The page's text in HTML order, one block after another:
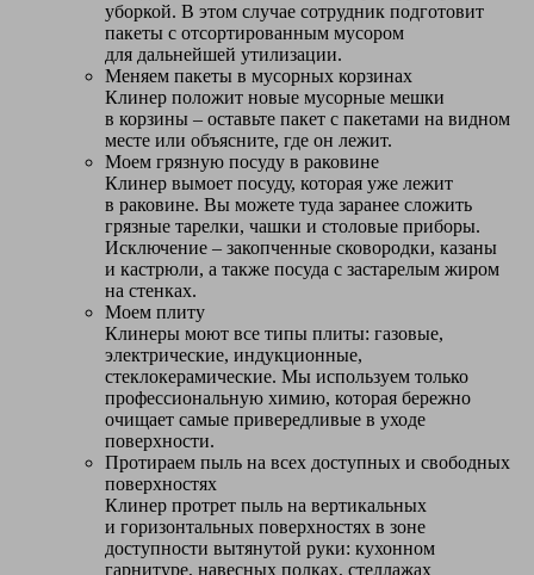
уборкой. В этом случае сотрудник подготовит
пакеты с отсортированным мусором
для дальнейшей утилизации.
Меняем пакеты в мусорных корзинах
Клинер положит новые мусорные мешки
в корзины – оставьте пакет с пакетами на видном
месте или объясните, где он лежит.
Моем грязную посуду в раковине
Клинер вымоет посуду, которая уже лежит
в раковине. Вы можете туда заранее сложить
грязные тарелки, чашки и столовые приборы.
Исключение – закопченные сковородки, казаны
и кастрюли, а также посуда с застарелым жиром
на стенках.
Моем плиту
Клинеры моют все типы плиты: газовые,
электрические, индукционные,
стеклокерамические. Мы используем только
профессиональную химию, которая бережно
очищает самые привередливые в уходе
поверхности.
Протираем пыль на всех доступных и свободных
поверхностях
Клинер протрет пыль на вертикальных
и горизонтальных поверхностях в зоне
доступности вытянутой руки: кухонном
гарнитуре, навесных полках, стеллажах